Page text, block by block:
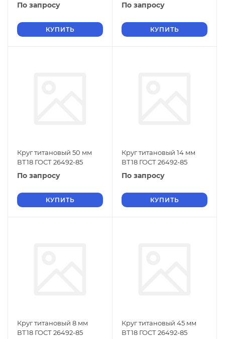
По запросу
КУПИТЬ
По запросу
КУПИТЬ
Круг титановый 50 мм
ВТ18 ГОСТ 26492-85
По запросу
КУПИТЬ
Круг титановый 14 мм
ВТ18 ГОСТ 26492-85
По запросу
КУПИТЬ
Круг титановый 8 мм
ВТ18 ГОСТ 26492-85
Круг титановый 45 мм
ВТ18 ГОСТ 26492-85